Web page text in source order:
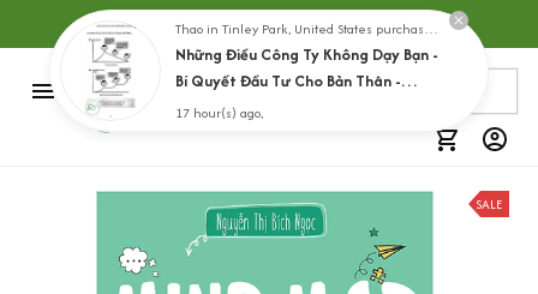
Hơn 5000 sản phẩm lựa chọn
SALE
Thao in Tinley Park, United States purchased a
Những Điều Công Ty Không Dạy Bạn -
Bí Quyết Đầu Tư Cho Bản Thân -
Dành Cho Người Muốn Phát Triển
17 hour(s) ago,